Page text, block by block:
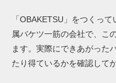
「OBAKETSU」をつくっ
属バケツ一筋の会社で、こ
ます。実際にできあがった
たり得ているかを確認して